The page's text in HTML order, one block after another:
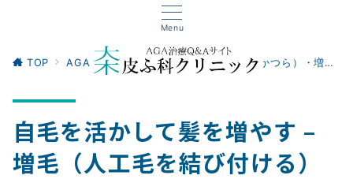
Menu
TOP AGA（薄毛）治療の種類 ウィッグ（かつら）・増毛（人工毛を自毛に結び付ける）
自毛を活かして髪を増やす –
増毛（人工毛を結び付ける）